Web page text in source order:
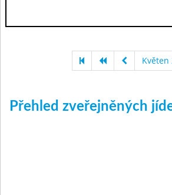
Květen
Přehled zveřejněných